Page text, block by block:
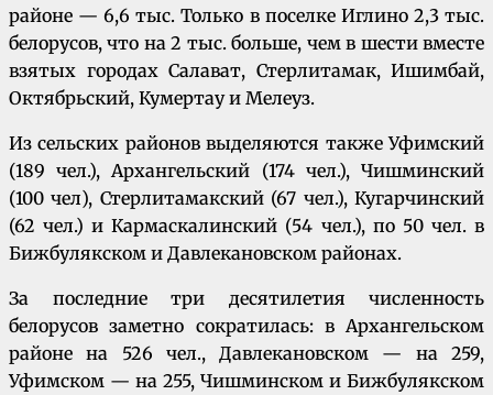
районе — 6,6 тыс. Только в поселке Иглино 2,3 тыс.
белорусов, что на 2 тыс. больше, чем в шести вместе
взятых городах Салават, Стерлитамак, Ишимбай,
Октябрьский, Кумертау и Мелеуз.
Из сельских районов выделяются также Уфимский
(189 чел.), Архангель­ский (174 чел.), Чишминский
(100 чел), Стерлитамакский (67 чел.), Кугарчинский
(62 чел.) и Кармаскалинский (54 чел.), по 50 чел. в
Бижбулякском и Давлекановском районах.
За последние три десятилетия численность
белорусов заметно сократилась: в Архангельском
районе на 526 чел., Давлекановском — на 259,
Уфимском — на 255, Чишминском и Бижбулякском